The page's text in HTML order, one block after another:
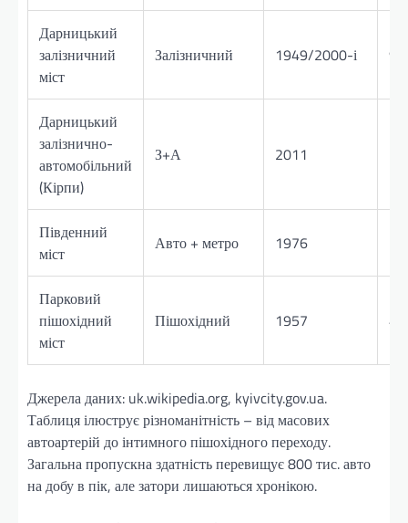
Дарницький
залізничний
міст
Залізничний 1949/2000-і
Дарницький
залізнично-
автомобільний
(Кірпи)
З+А 2011
Південний
міст
Авто + метро 1976
Парковий
пішохідний
міст
Пішохідний 1957
Джерела даних: uk.wikipedia.org, kyivcity.gov.ua.
Таблиця ілюструє різноманітність – від масових
автоартерій до інтимного пішохідного переходу.
Загальна пропускна здатність перевищує 800 тис. авто
на добу в пік, але затори лишаються хронікою.